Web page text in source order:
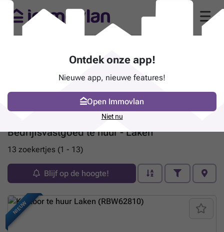
Bedrijfsvastgoed te huur - Laken
13 zoekertjes (1 - 13)
Blijf op de hoogte!
NIEUW
Ontdek onze app!
Nieuwe app, nieuwe features!
Open Immovlan
Niet nu